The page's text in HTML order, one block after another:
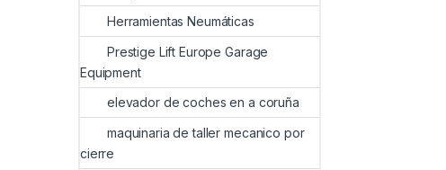
Herramientas Neumáticas
Prestige Lift Europe Garage
Equipment
elevador de coches en a coruña
maquinaria de taller mecanico por
cierre